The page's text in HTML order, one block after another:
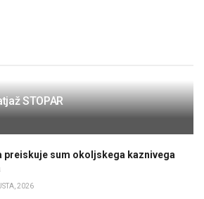
STOPAR
preiskuje sum okoljskega kaznivega
2026